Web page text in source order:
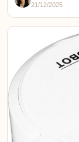
21/12/2025